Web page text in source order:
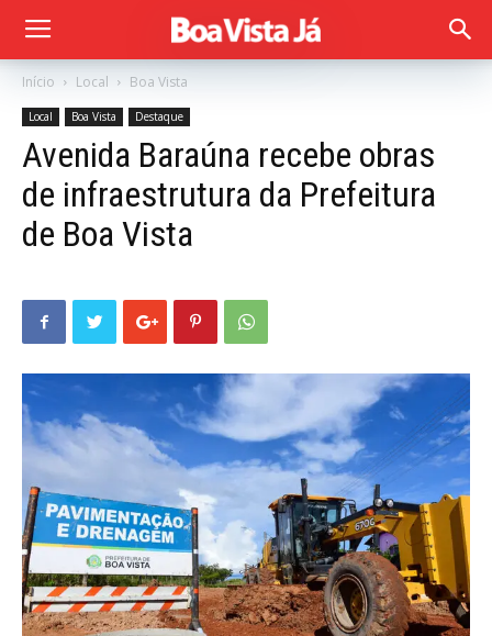
Início Local Boa Vista
Local Boa Vista Destaque
Avenida Baraúna recebe obras
de infraestrutura da Prefeitura
de Boa Vista